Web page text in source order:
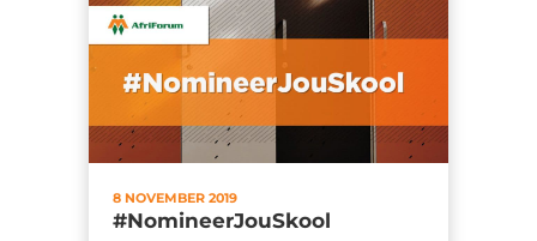
8 NOVEMBER 2019
#NomineerJouSkool